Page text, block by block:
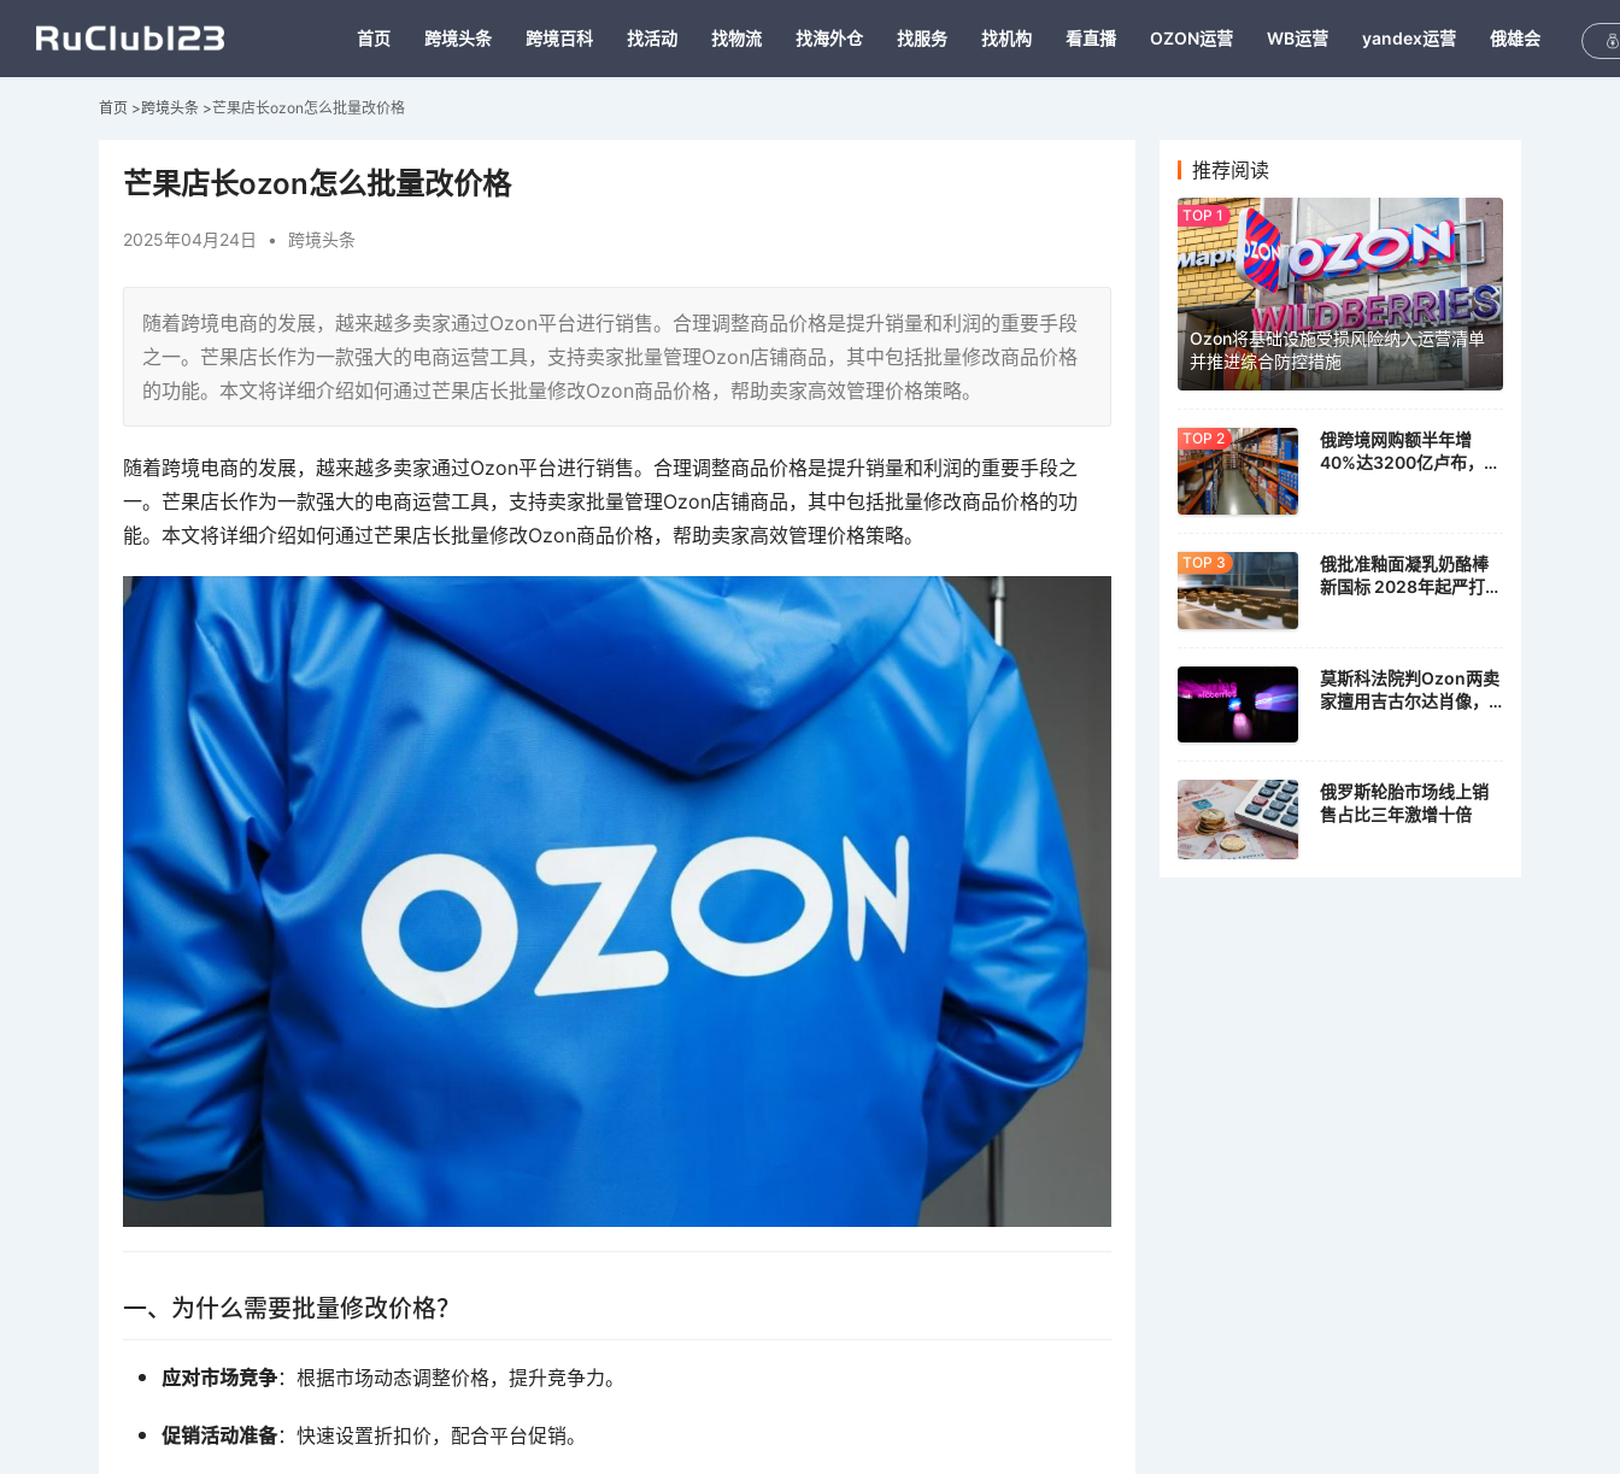
首页 跨境头条 跨境百科 找活动 找物流 找海外仓 找服务 找机构 看直播 OZON运营 WB运营 yandex运营 俄雄会
首页 >跨境头条 >芒果店长ozon怎么批量改价格
芒果店长ozon怎么批量改价格
2025年04月24日 • 跨境头条
随着跨境电商的发展，越来越多卖家通过Ozon平台进行销售。合理调整商品价格是提升销量和利润的重要手段
之一。芒果店长作为一款强大的电商运营工具，支持卖家批量管理Ozon店铺商品，其中包括批量修改商品价格
的功能。本文将详细介绍如何通过芒果店长批量修改Ozon商品价格，帮助卖家高效管理价格策略。
随着跨境电商的发展，越来越多卖家通过Ozon平台进行销售。合理调整商品价格是提升销量和利润的重要手段之
一。芒果店长作为一款强大的电商运营工具，支持卖家批量管理Ozon店铺商品，其中包括批量修改商品价格的功
能。本文将详细介绍如何通过芒果店长批量修改Ozon商品价格，帮助卖家高效管理价格策略。
一、为什么需要批量修改价格？
应对市场竞争：根据市场动态调整价格，提升竞争力。
促销活动准备：快速设置折扣价，配合平台促销。
推荐阅读
Ozon将基础设施受损风险纳入运营清单
并推进综合防控措施
俄跨境网购额半年增
40%达3200亿卢布，家
俄批准釉面凝乳奶酪棒
新国标 2028年起严打植
莫斯科法院判Ozon两卖
家擅用吉古尔达肖像，
俄罗斯轮胎市场线上销
售占比三年激增十倍